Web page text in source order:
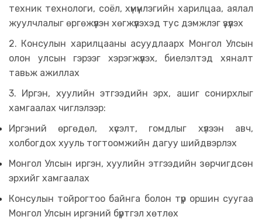
техник технологи, соёл, хүмүүнлэгийн харилцаа, аялал
жуулчлалыг өргөжүүлэн хөгжүүлэхэд тус дэмжлэг үзүүлэх
2. Консулын харилцааны асуудлаарх Монгол Улсын
олон улсын гэрээг хэрэгжүүлэх, биелэлтэд хяналт
тавьж ажиллах
3. Иргэн, хуулийн этгээдийн эрх, ашиг сонирхлыг
хамгаалах чиглэлээр:
Иргэний өргөдөл, хүсэлт, гомдлыг хүлээн авч,
холбогдох хууль тогтоомжийн дагуу шийдвэрлэх
Монгол Улсын иргэн, хуулийн этгээдийн зөрчигдсөн
эрхийг хамгаалах
Консулын тойрогтоо байнга болон түр оршин суугаа
Монгол Улсын иргэний бүртгэл хөтлөх